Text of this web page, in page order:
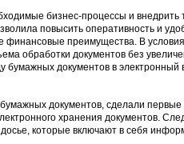
бизнес-процессы и внедрить
повысить оперативность и
преимущества. В
обработки документов без
бумажных документов в
документов, сделали первые
хранения документов.
которые включают в себя